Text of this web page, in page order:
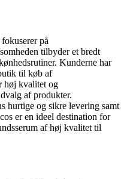
på
tilbyder et bredt
Kunderne har
til køb af
høj kvalitet og
af produkter.
hurtige og sikre levering samt
er en ideel destination for
af høj kvalitet til